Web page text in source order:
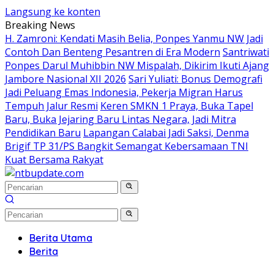
Langsung ke konten
Breaking News
H. Zamroni: Kendati Masih Belia, Ponpes Yanmu NW Jadi
Contoh Dan Benteng Pesantren di Era Modern Santriwati
Ponpes Darul Muhibbin NW Mispalah, Dikirim Ikuti Ajang
Jambore Nasional XII 2026 Sari Yuliati: Bonus Demografi
Jadi Peluang Emas Indonesia, Pekerja Migran Harus
Tempuh Jalur Resmi Keren SMKN 1 Praya, Buka Tapel
Baru, Buka Jejaring Baru Lintas Negara, Jadi Mitra
Pendidikan Baru Lapangan Calabai Jadi Saksi, Denma
Brigif TP 31/PS Bangkit Semangat Kebersamaan TNI
Kuat Bersama Rakyat
Berita Utama
Berita